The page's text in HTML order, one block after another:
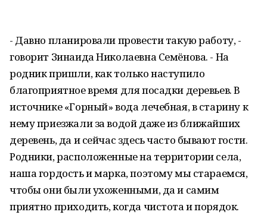
- Давно планировали провести такую работу, -
говорит Зинаида Николаевна Семёнова. - На
родник пришли, как только наступило
благоприятное время для посадки деревьев. В
источнике «Горный» вода лечебная, в старину к
нему приезжали за водой даже из ближайших
деревень, да и сейчас здесь часто бывают гости.
Родники, расположенные на территории села,
наша гордость и марка, поэтому мы стараемся,
чтобы они были ухоженными, да и самим
приятно приходить, когда чистота и порядок.